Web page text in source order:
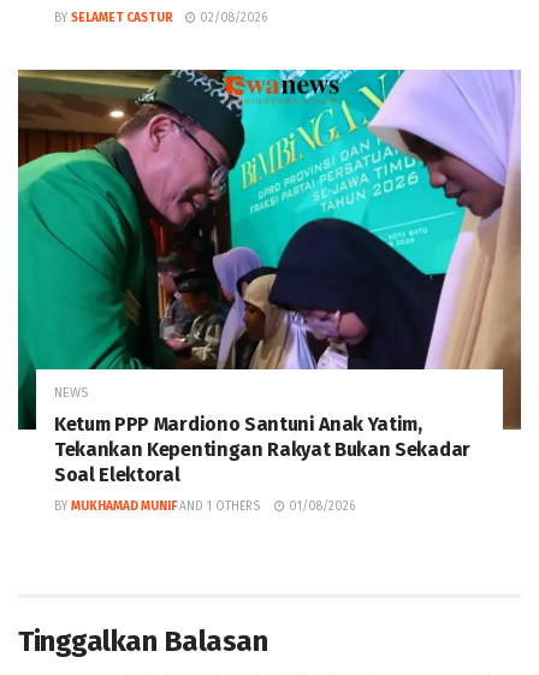
BY SELAMET CASTUR 02/08/2026
NEWS
Ketum PPP Mardiono Santuni Anak Yatim,
Tekankan Kepentingan Rakyat Bukan Sekadar
Soal Elektoral
BY MUKHAMAD MUNIF AND 1 OTHERS 01/08/2026
Tinggalkan Balasan